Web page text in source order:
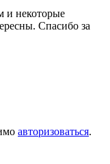
и некоторые
Спасибо за
авторизоваться.